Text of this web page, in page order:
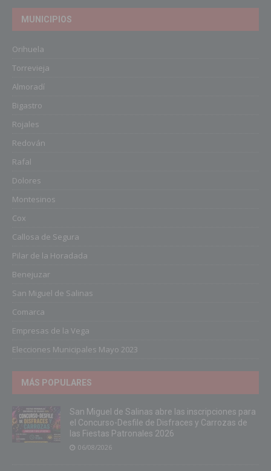
MUNICIPIOS
Orihuela
Torrevieja
Almoradí
Bigastro
Rojales
Redován
Rafal
Dolores
Montesinos
Cox
Callosa de Segura
Pilar de la Horadada
Benejuzar
San Miguel de Salinas
Comarca
Empresas de la Vega
Elecciones Municipales Mayo 2023
MÁS POPULARES
San Miguel de Salinas abre las inscripciones para
el Concurso-Desfile de Disfraces y Carrozas de
las Fiestas Patronales 2026
06/08/2026